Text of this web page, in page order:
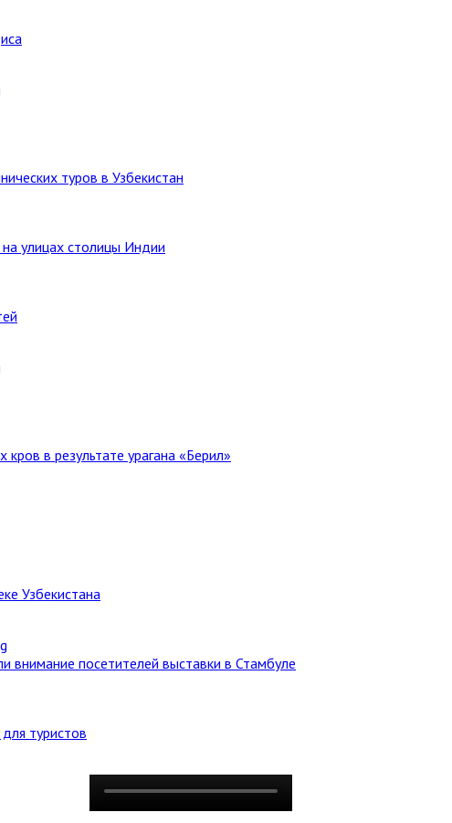
туров в Узбекистан
на улицах столицы Индии
в результате урагана «Берил»
Узбекистана
внимание посетителей выставки в Стамбуле
туристов